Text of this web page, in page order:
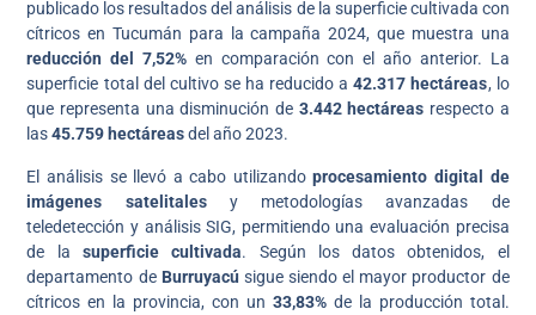
publicado los resultados del análisis de la superficie cultivada con
cítricos en Tucumán para la campaña 2024, que muestra una
reducción del 7,52% en comparación con el año anterior. La
superficie total del cultivo se ha reducido a42.317 hectáreas, lo
que representa una disminución de 3.442 hectáreas respecto a
las45.759 hectáreasdel año 2023.
El análisis se llevó a cabo utilizandoprocesamiento digital de
imágenes satelitalesy metodologías avanzadas de
teledetección y análisis SIG, permitiendo una evaluación precisa
de la superficie cultivada. Según los datos obtenidos, el
departamento de Burruyacú sigue siendo el mayor productor de
cítricos en la provincia, con un 33,83%de la producción total.